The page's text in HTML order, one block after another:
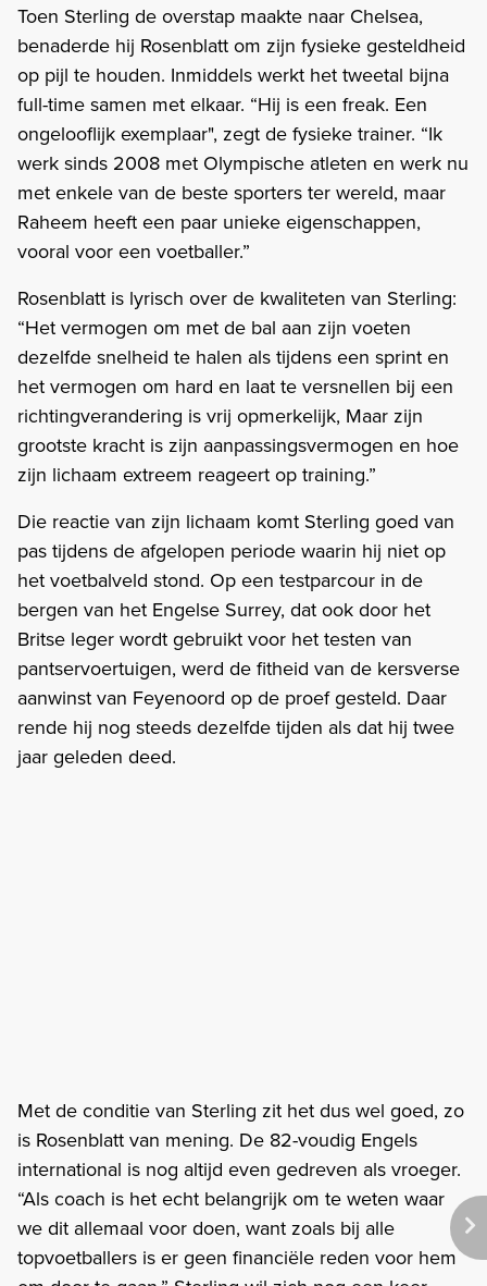
Toen Sterling de overstap maakte naar Chelsea,
benaderde hij Rosenblatt om zijn fysieke gesteldheid
op pijl te houden. Inmiddels werkt het tweetal bijna
full-time samen met elkaar. “Hij is een freak. Een
ongelooflijk exemplaar", zegt de fysieke trainer. “Ik
werk sinds 2008 met Olympische atleten en werk nu
met enkele van de beste sporters ter wereld, maar
Raheem heeft een paar unieke eigenschappen,
vooral voor een voetballer.”
Rosenblatt is lyrisch over de kwaliteten van Sterling:
“Het vermogen om met de bal aan zijn voeten
dezelfde snelheid te halen als tijdens een sprint en
het vermogen om hard en laat te versnellen bij een
richtingverandering is vrij opmerkelijk, Maar zijn
grootste kracht is zijn aanpassingsvermogen en hoe
zijn lichaam extreem reageert op training.”
Die reactie van zijn lichaam komt Sterling goed van
pas tijdens de afgelopen periode waarin hij niet op
het voetbalveld stond. Op een testparcour in de
bergen van het Engelse Surrey, dat ook door het
Britse leger wordt gebruikt voor het testen van
pantservoertuigen, werd de fitheid van de kersverse
aanwinst van Feyenoord op de proef gesteld. Daar
rende hij nog steeds dezelfde tijden als dat hij twee
jaar geleden deed.
Met de conditie van Sterling zit het dus wel goed, zo
is Rosenblatt van mening. De 82-voudig Engels
international is nog altijd even gedreven als vroeger.
“Als coach is het echt belangrijk om te weten waar
we dit allemaal voor doen, want zoals bij alle
topvoetballers is er geen financiële reden voor hem